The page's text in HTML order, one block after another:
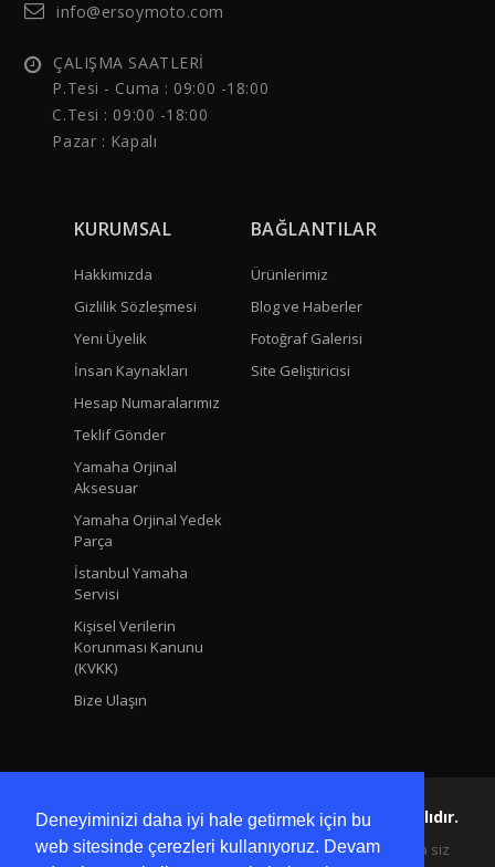
Deneyiminizi daha iyi hale getirmek için bu
web sitesinde çerezleri kullanıyoruz. Devam
info@ersoymoto.com
ÇALIŞMA SAATLERİ
P.Tesi - Cuma : 09:00 -18:00
C.Tesi : 09:00 -18:00
Pazar : Kapalı
KURUMSAL
Hakkımızda
Gizlilik Sözleşmesi
Yeni Üyelik
İnsan Kaynakları
Hesap Numaralarımız
Teklif Gönder
Yamaha Orjinal
Aksesuar
Yamaha Orjinal Yedek
Parça
İstanbul Yamaha
Servisi
Kişisel Verilerin
Korunması Kanunu
(KVKK)
Bize Ulaşın
BAĞLANTILAR
Ürünlerimiz
Blog ve Haberler
Fotoğraf Galerisi
Site Geliştiricisi
Yamaha Ersoy Copyright © 2024 Tüm Hakları Saklıdır.
Kişisel bilgilerinize sadece siz ulaşabilir ve onları yalnızca siz